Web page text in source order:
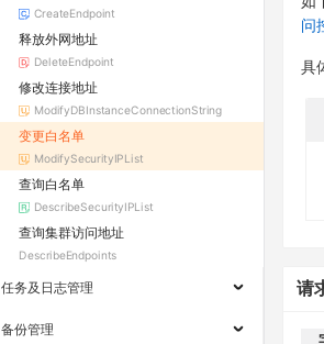
CreateEndpoint
释放外网地址
DeleteEndpoint
修改连接地址
ModifyDBInstanceConnectionString
变更白名单
ModifySecurityIPList
查询白名单
DescribeSecurityIPList
查询集群访问地址
DescribeEndpoints
任务及日志管理
备份管理
问
具
请